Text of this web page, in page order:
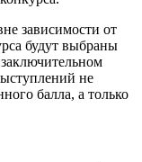
зависимости от
будут выбраны
не
балла, а только